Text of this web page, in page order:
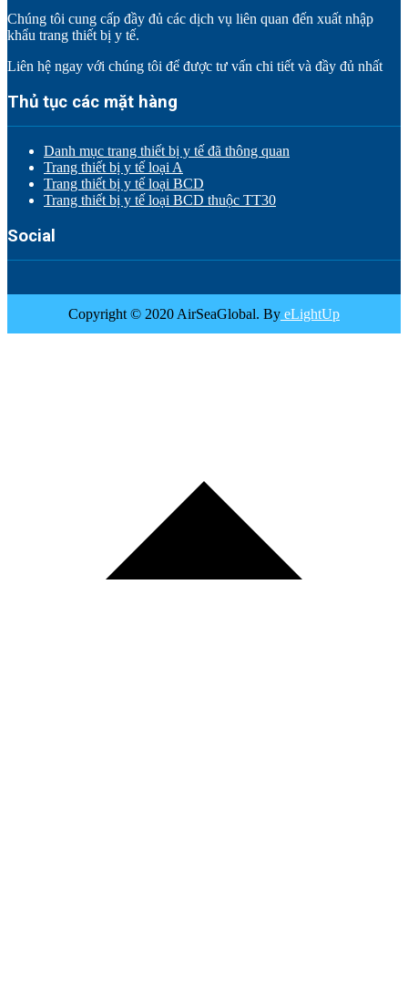
Chúng tôi cung cấp đầy đủ các dịch vụ liên quan đến xuất nhập
khẩu trang thiết bị y tế.
Liên hệ ngay với chúng tôi để được tư vấn chi tiết và đầy đủ nhất
Thủ tục các mặt hàng
Danh mục trang thiết bị y tế đã thông quan
Trang thiết bị y tế loại A
Trang thiết bị y tế loại BCD
Trang thiết bị y tế loại BCD thuộc TT30
Social
Copyright © 2020 AirSeaGlobal. By eLightUp